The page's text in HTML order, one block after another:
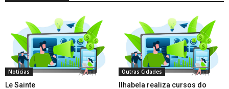
Notícias
Le Sainte
Outras Cidades
Ilhabela realiza cursos do